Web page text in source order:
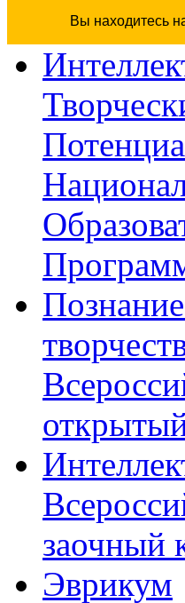
Вы находитесь
заочный
Эврикум